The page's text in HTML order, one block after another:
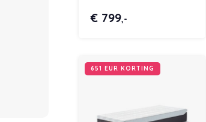
€ 799,-
651 EUR KORTING